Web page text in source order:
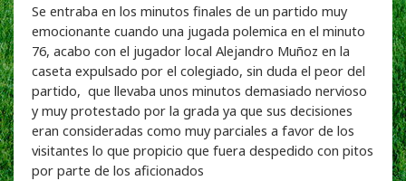
Se entraba en los minutos finales de un partido muy
emocionante cuando una jugada polemica en el minuto
76, acabo con el jugador local Alejandro Muñoz en la
caseta expulsado por el colegiado, sin duda el peor del
partido, que llevaba unos minutos demasiado nervioso
y muy protestado por la grada ya que sus decisiones
eran consideradas como muy parciales a favor de los
visitantes lo que propicio que fuera despedido con pitos
por parte de los aficionados